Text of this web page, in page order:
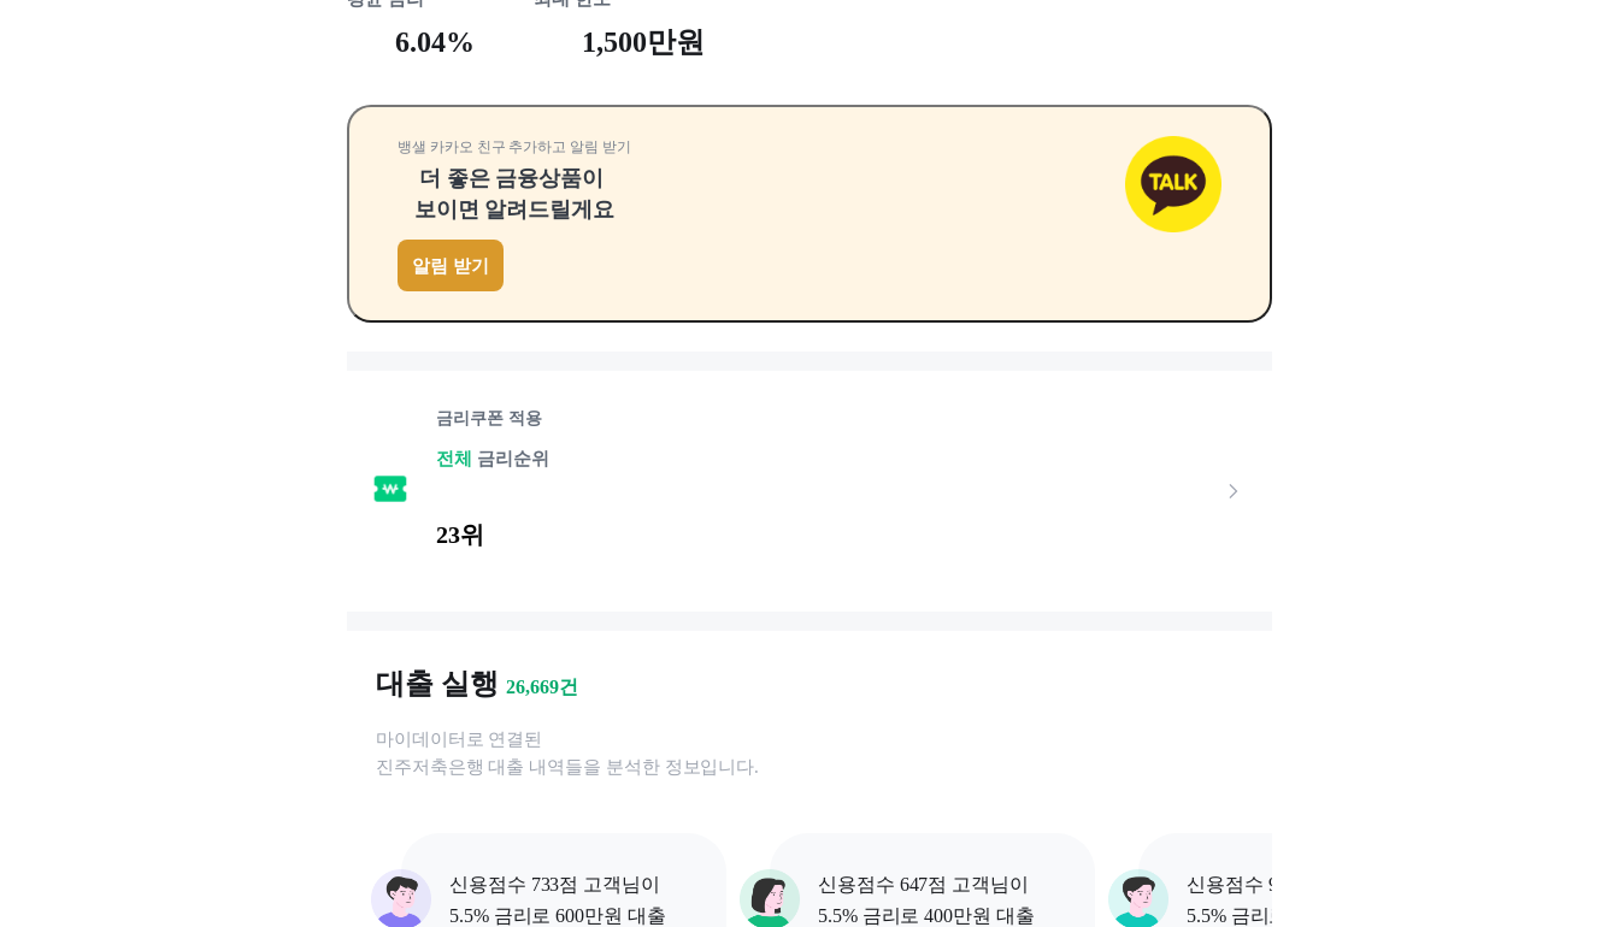
6.04% 1,500만원
뱅샐 카카오 친구 추가하고 알림 받기
더 좋은 금융상품이
보이면 알려드릴게요
알림 받기
금리쿠폰 적용
전체 금리순위
23위
대출 실행 26,669건
마이데이터로 연결된
진주저축은행 대출 내역들을 분석한 정보입니다.
신용점수 733점 고객님이
5.5% 금리로 600만원 대출
신용점수 647점 고객님이
5.5% 금리로 400만원 대출
신용점수 916점 고객님이
5.5% 금리로 800만원 대출